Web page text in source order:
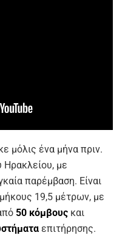
μόλις ένα μήνα πριν.
Ηρακλείου, με
παρέμβαση. Είναι
19,5 μέτρων, με
50 κόμβους και
επιτήρησης.